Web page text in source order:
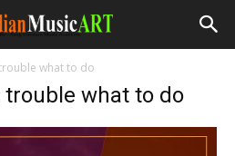
what to do
what to do